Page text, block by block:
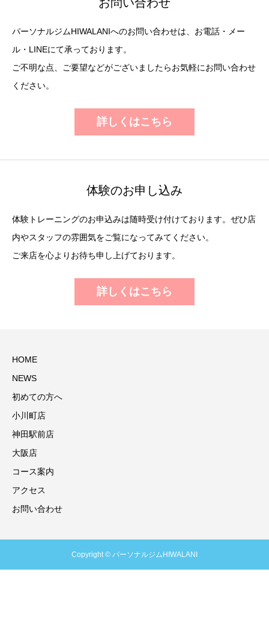
パーソナルジムHIWALANIへのお問い合わせは、お電話・メー
ル・LINEにて承っております。
ご不明な点、ご要望などがございましたらお気軽にお問い合わせ
ください。
詳しくはこちら
体験のお申し込み
体験トレーニングのお申込みは随時受け付けております。ぜひ店
内やスタッフの雰囲気をご覧になってみてください。
ご来店を心よりお待ち申し上げております。
詳しくはこちら
HOME
NEWS
初めての方へ
小川町店
神田駅前店
大阪店
コース案内
アクセス
お問い合わせ
Copyright © パーソナルジムHIWALANI